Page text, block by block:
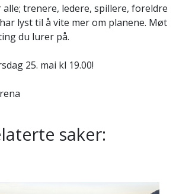
trenere, ledere, spillere, foreldre
lyst til å vite mer om planene. Møt
du lurer på.
25. mai kl 19.00!
saker: